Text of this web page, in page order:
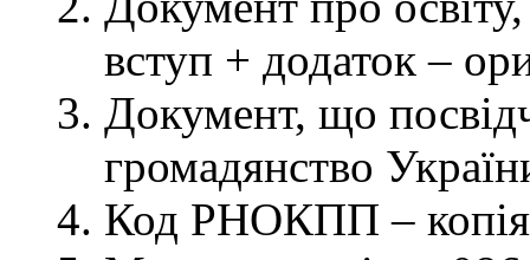
вступ + додаток –
Документ, що
громадянство
Код РНОКПП – копія